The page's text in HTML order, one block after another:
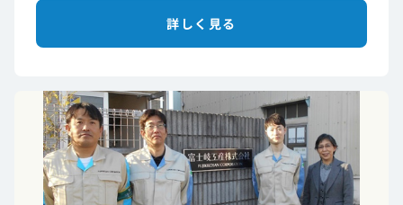
詳しく見る